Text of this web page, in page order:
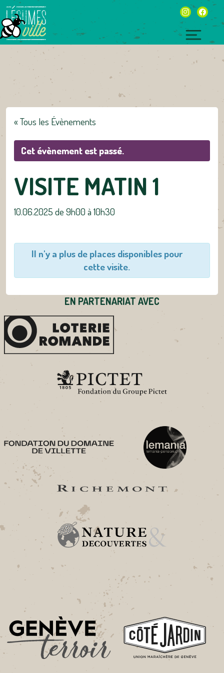
Skip
to
content
instagram
« Tous les Évènements
Cet évènement est passé.
VISITE MATIN 1
10.06.2025 de 9h00 à 10h30
Il n'y a plus de places disponibles pour
cette visite.
EN PARTENARIAT AVEC